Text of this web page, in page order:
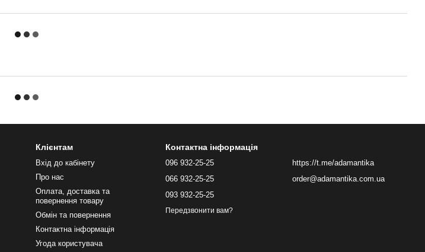
Клієнтам
Вхід до кабінету
Про нас
Оплата, доставка та
повернення товару
Обмін та повернення
Контактна інформація
Угода користувача
Контактна інформація
096 932-25-25
066 932-25-25
093 932-25-25
Передзвонити вам?
https://t.me/adamantika
order@adamantika.com.ua